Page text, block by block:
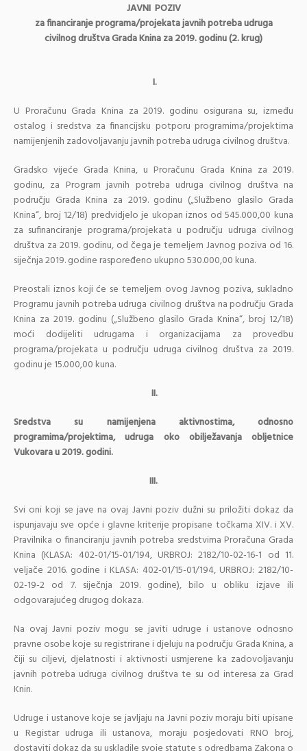
JAVNI POZIV
za financiranje programa/projekata javnih potrebaudruga
civilnog društva Grada Knina za 2019. godinu(2. krug)
I.
U Proračunu Grada Knina za 2019. godinu osigurana su, između
ostalog i sredstva za financijsku potporu programima/projektima
namijenjenih zadovoljavanju javnih potreba udruga civilnog društva.
Gradsko vijeće Grada Knina, u Proračunu Grada Knina za 2019.
godinu, za Program javnih potreba udruga civilnog društva na
području Grada Knina za 2019. godinu („Službeno glasilo Grada
Knina“, broj 12/18) predvidjelo je ukopan iznos od 545.000,00 kuna
za sufinanciranje programa/projekata u području udruga civilnog
društva za 2019. godinu, od čega je temeljem Javnog poziva od 16.
siječnja 2019. godine raspoređeno ukupno 530.000,00 kuna.
Preostali iznos koji će se temeljem ovog Javnog poziva, sukladno
Programu javnih potreba udruga civilnog društva na području Grada
Knina za 2019. godinu („Službeno glasilo Grada Knina“, broj 12/18)
moći dodijeliti udrugama i organizacijama za provedbu
programa/projekata u području udruga civilnog društva za 2019.
godinu je 15.000,00 kuna.
II.
Sredstva su namijenjena aktivnostima, odnosno
programima/projektima, udruga oko obilježavanja obljetnice
Vukovara u 2019. godini.
III.
Svi oni koji se jave na ovaj Javni poziv dužni su priložiti dokaz da
ispunjavaju sve opće i glavne kriterije propisane točkama XIV. i XV.
Pravilnika o financiranju javnih potreba sredstvima Proračuna Grada
Knina (KLASA: 402-01/15-01/194, URBROJ: 2182/10-02-16-1 od 11.
veljače 2016. godine i KLASA: 402-01/15-01/194, URBROJ: 2182/10-
02-19-2 od 7. siječnja 2019. godine), bilo u obliku izjave ili
odgovarajućeg drugog dokaza.
Na ovaj Javni poziv mogu se javiti udruge i ustanove odnosno
pravne osobe koje su registrirane i djeluju na području Grada Knina, a
čiji su ciljevi, djelatnosti i aktivnosti usmjerene ka zadovoljavanju
javnih potreba udruga civilnog društva te su od interesa za Grad
Knin.
Udruge i ustanove koje se javljaju na Javni poziv moraju biti upisane
u Registar udruga ili ustanova, moraju posjedovati RNO broj,